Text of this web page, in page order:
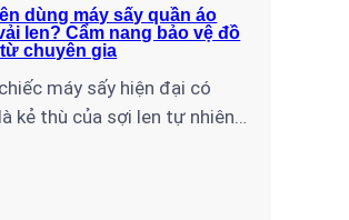
dùng máy sấy quần áo
len? Cẩm nang bảo vệ đồ
chuyên gia
máy sấy hiện đại có
kẻ thù của sợi len tự nhiên?